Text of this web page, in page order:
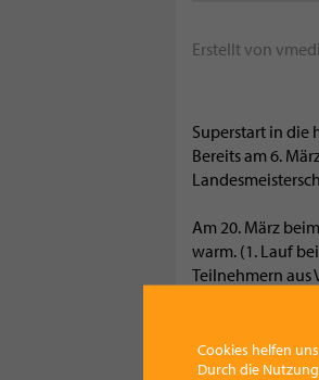
Erstellt von
Superstart in die
Bereits am 6.
Am 20. März
warm. (1. Lauf
Teilnehmern aus
Beim Hauptlauf
Cookies helfen
Durch die